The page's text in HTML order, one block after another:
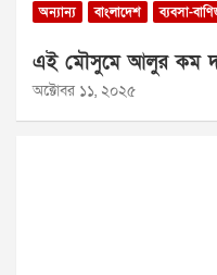
অন্যান্য বাংলাদেশ ব্যবসা-
এই মৌসুমে আলুর কম
অক্টোবর ১১, ২০২৫